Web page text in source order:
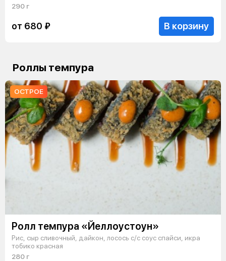
290 г
от 680 ₽ В корзину
Роллы темпура
ОСТРОЕ
Ролл темпура «Йеллоустоун»
Рис, сыр сливочный, дайкон, лосось с/с соус спайси, икра
тобико красная
280 г